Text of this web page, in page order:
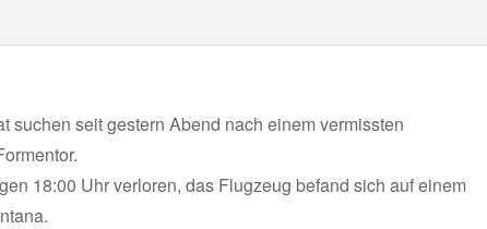
suchen seit gestern Abend nach einem vermissten
18:00 Uhr verloren, das Flugzeug befand sich auf einem